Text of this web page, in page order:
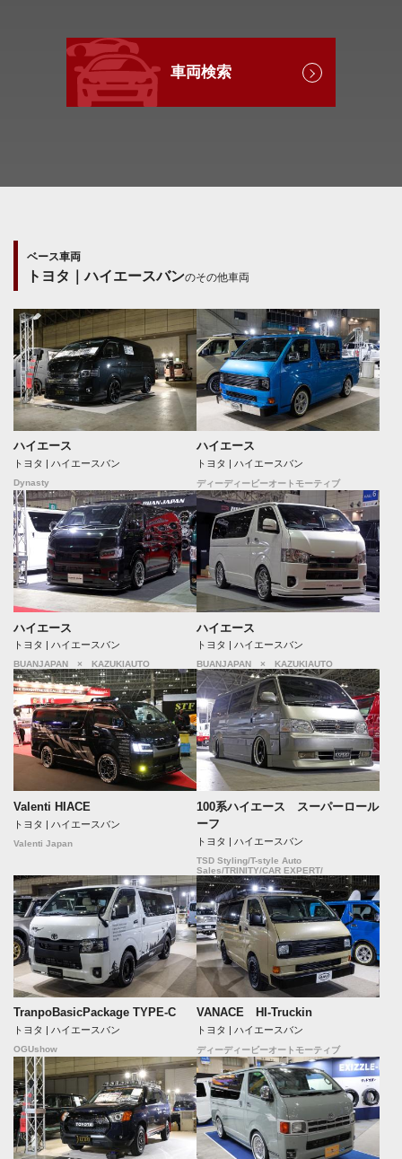
車両検索
ベース車両
トヨタ｜ハイエースバンのその他車両
ハイエース
トヨタ | ハイエースバン
Dynasty
ハイエース
トヨタ | ハイエースバン
ディーディービーオートモーティブ
ハイエース
トヨタ | ハイエースバン
BUANJAPAN × KAZUKIAUTO
ハイエース
トヨタ | ハイエースバン
BUANJAPAN × KAZUKIAUTO
Valenti HIACE
トヨタ | ハイエースバン
Valenti Japan
100系ハイエース スーパーロール
ーフ
トヨタ | ハイエースバン
TSD Styling/T-style Auto
Sales/TRINITY/CAR EXPERT/
TranpoBasicPackage TYPE-C
トヨタ | ハイエースバン
OGUshow
VANACE HI-Truckin
トヨタ | ハイエースバン
ディーディービーオートモーティブ